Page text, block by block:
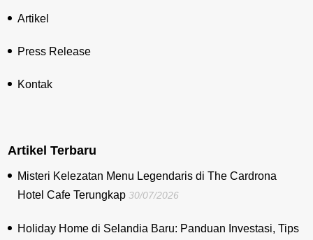
Artikel
Press Release
Kontak
Artikel Terbaru
Misteri Kelezatan Menu Legendaris di The Cardrona
Hotel Cafe Terungkap 30/07/2026
Holiday Home di Selandia Baru: Panduan Investasi, Tips